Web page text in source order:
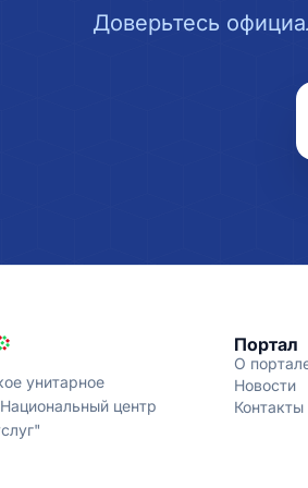
Доверьтесь
унитарное
центр
Портал
О
Новости
Контакты